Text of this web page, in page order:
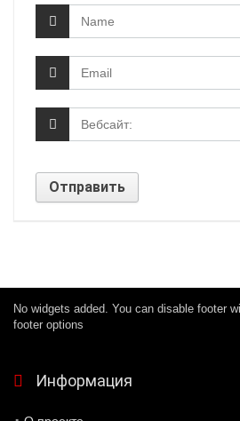
No widgets added. You can disable footer
footer options
Информация